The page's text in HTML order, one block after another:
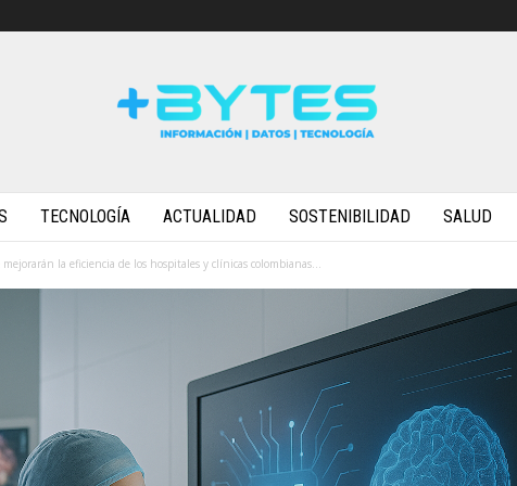
TECNOLOGÍA ACTUALIDAD SOSTENIBILIDAD SALUD
la eficiencia de los hospitales y clínicas colombianas...